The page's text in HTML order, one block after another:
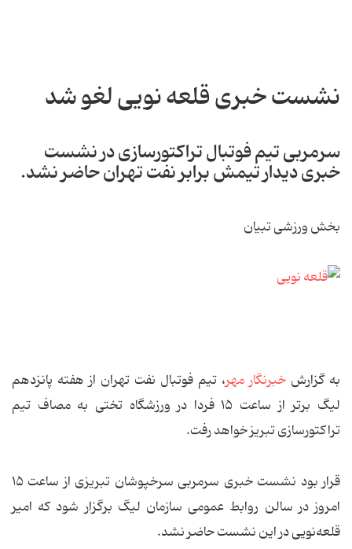
نشست خبری قلعه نویی لغو شد
سرمربی تیم فوتبال تراکتورسازی در نشست
خبری دیدار تیمش برابر نفت تهران حاضر نشد.
بخش ورزشی تبیان
به گزارش خبرنگار مهر، تیم فوتبال نفت تهران از هفته پانزدهم
لیگ برتر از ساعت ۱۵ فردا در ورزشگاه تختی به مصاف تیم
تراکتورسازی تبریز خواهد رفت.
قرار بود نشست خبری سرمربی سرخپوشان تبریزی از ساعت ۱۵
امروز در سالن روابط عمومی سازمان لیگ برگزار شود که امیر
قلعه‌نویی در این نشست حاضر نشد.